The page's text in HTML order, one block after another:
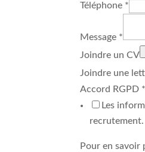
Téléphone *
Message *
Joindre un CV
Joindre une
Accord RGPD *
Les
recrutement.
Pour en savoir